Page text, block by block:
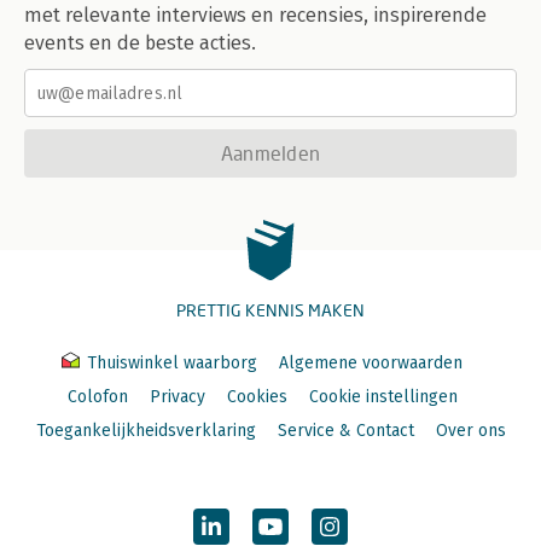
met relevante interviews en recensies, inspirerende
events en de beste acties.
Aanmelden
PRETTIG KENNIS MAKEN
Thuiswinkel waarborg
Algemene voorwaarden
Colofon
Privacy Cookies
Cookie instellingen
Toegankelijkheidsverklaring
Service & Contact Over ons